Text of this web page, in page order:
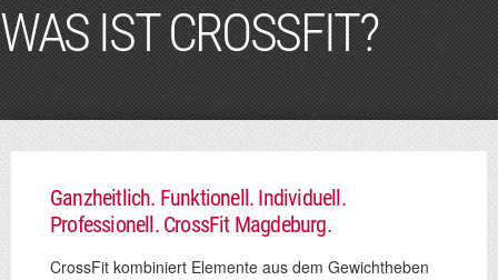
WAS IST CROSSFIT?
Ganzheitlich. Funktionell. Individuell.
Professionell. CrossFit Magdeburg.
CrossFit kombiniert Elemente aus dem Gewichtheben